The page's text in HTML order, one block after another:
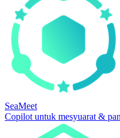
SeaMeet
Copilot untuk mesyuarat &